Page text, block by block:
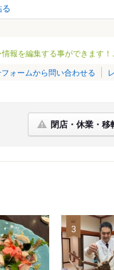
報を編集する事ができます！
ォームから問い合わせる
閉店・休業・移
3